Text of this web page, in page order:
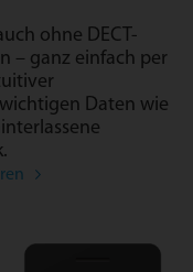
ohne DECT-
– ganz einfach per
Daten wie